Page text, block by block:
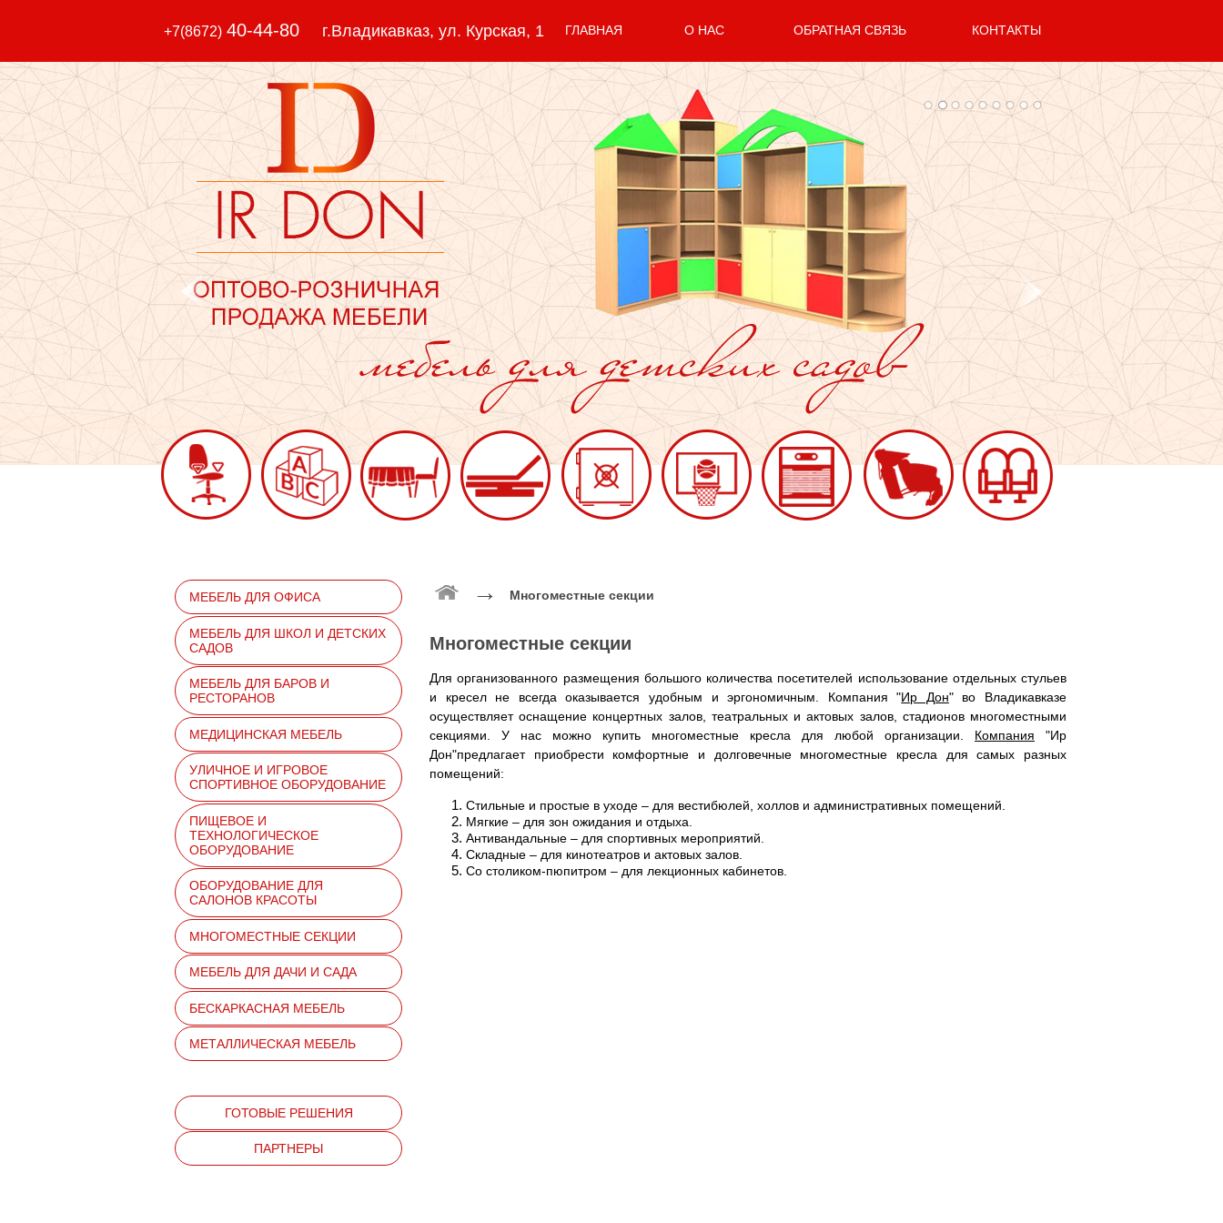
+7(8672) 40-44-80 г.Владикавказ, ул. Курская, 1 ГЛАВНАЯ О НАС ОБРАТНАЯ СВЯЗЬ КОНТАКТЫ
→ Многоместные секции
Многоместные секции
Для организованного размещения большого количества посетителей использование отдельных стульев
и кресел не всегда оказывается удобным и эргономичным. Компания "Ир Дон" во Владикавказе
осуществляет оснащение концертных залов, театральных и актовых залов, стадионов многоместными
секциями. У нас можно купить многоместные кресла для любой организации. Компания "Ир
Дон"предлагает приобрести комфортные и долговечные многоместные кресла для самых разных
помещений:
Стильные и простые в уходе – для вестибюлей, холлов и административных помещений.
Мягкие – для зон ожидания и отдыха.
Антивандальные – для спортивных мероприятий.
Складные – для кинотеатров и актовых залов.
Со столиком-пюпитром – для лекционных кабинетов.
МЕБЕЛЬ ДЛЯ ОФИСА
МЕБЕЛЬ ДЛЯ ШКОЛ И ДЕТСКИХ
САДОВ
МЕБЕЛЬ ДЛЯ БАРОВ И
РЕСТОРАНОВ
МЕДИЦИНСКАЯ МЕБЕЛЬ
УЛИЧНОЕ И ИГРОВОЕ
СПОРТИВНОЕ ОБОРУДОВАНИЕ
ПИЩЕВОЕ И
ТЕХНОЛОГИЧЕСКОЕ
ОБОРУДОВАНИЕ
ОБОРУДОВАНИЕ ДЛЯ
САЛОНОВ КРАСОТЫ
МНОГОМЕСТНЫЕ СЕКЦИИ
МЕБЕЛЬ ДЛЯ ДАЧИ И САДА
БЕСКАРКАСНАЯ МЕБЕЛЬ
МЕТАЛЛИЧЕСКАЯ МЕБЕЛЬ
ГОТОВЫЕ РЕШЕНИЯ
ПАРТНЕРЫ